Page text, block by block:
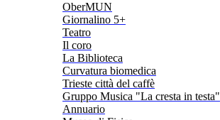
OberMUN
Giornalino 5+
Teatro
Il coro
La Biblioteca
Curvatura biomedica
Trieste città del caffè
Gruppo Musica "La cresta in testa"
Annuario